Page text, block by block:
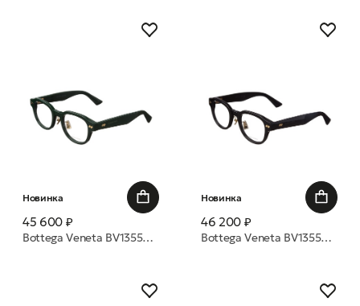
Новинка
45 600 ₽
Bottega Veneta BV1355OJ 004 49 оправа
Новинка
46 200 ₽
Bottega Veneta BV1355OJ 001 49 оправа